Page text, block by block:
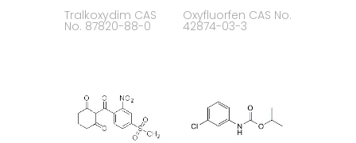
Tralkoxydim CAS
No. 87820-88-0
Oxyfluorfen CAS No.
42874-03-3